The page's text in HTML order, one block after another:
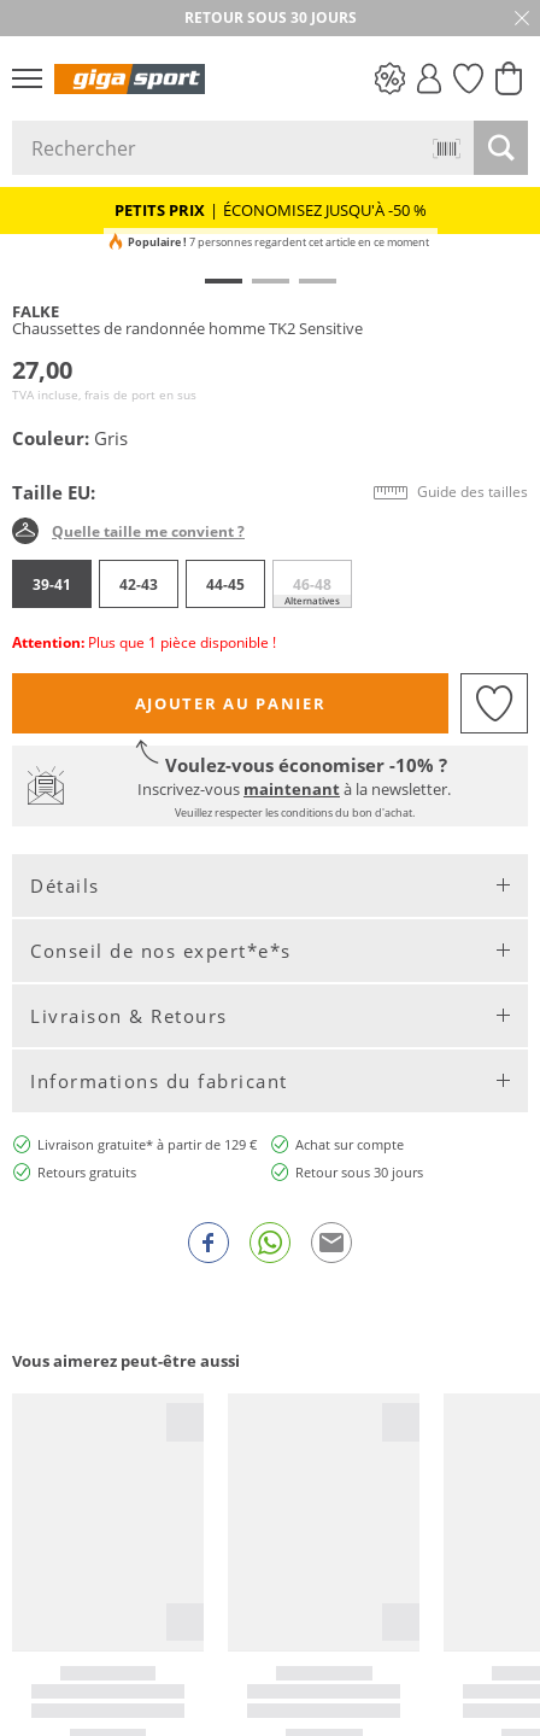
RETOUR SOUS 30 JOURS
PETITS PRIX | ÉCONOMISEZ JUSQU'À -50 %
Populaire ! 7 personnes regardent cet article en ce moment
FALKE
Chaussettes de randonnée homme TK2 Sensitive
27,00
TVA incluse, frais de port en sus
Couleur: Gris
Taille EU: Guide des tailles
Quelle taille me convient ?
39-41 42-43 44-45 46-48
Alternatives
Attention: Plus que 1 pièce disponible !
AJOUTER AU PANIER
Voulez-vous économiser -10% ?
Inscrivez-vous maintenantà la newsletter.
Veuillez respecter les conditions du bon d'achat.
Détails
Conseil de nos expert*e*s
Livraison & Retours
Informations du fabricant
Livraison gratuite* à partir de 129 €
Achat sur compte
Retours gratuits
Retour sous 30 jours
Vous aimerez peut-être aussi